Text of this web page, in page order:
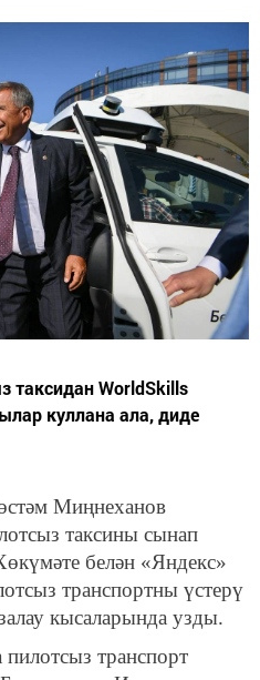
таксидан WorldSkills
куллана ала, диде
Миңнеханов
таксины сынап
белән «Яндекс»
транспортны үстерү
кысаларында узды.
транспорт